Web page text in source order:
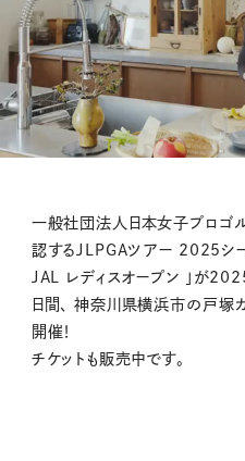
一般社団法人日本女子プロゴ
認するJLPGAツアー 2025シー
JAL レディスオープン 」が
日間、 神奈川県横浜市の戸塚
開催！
チケットも販売中です。